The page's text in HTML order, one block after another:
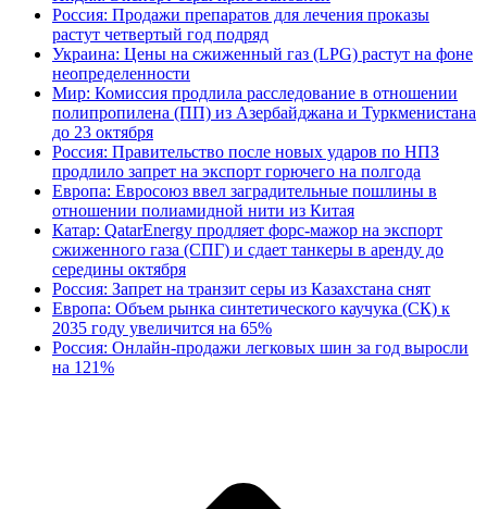
Россия: Продажи препаратов для лечения проказы
растут четвертый год подряд
Украина: Цены на сжиженный газ (LPG) растут на фоне
неопределенности
Мир: Комиссия продлила расследование в отношении
полипропилена (ПП) из Азербайджана и Туркменистана
до 23 октября
Россия: Правительство после новых ударов по НПЗ
продлило запрет на экспорт горючего на полгода
Европа: Евросоюз ввел заградительные пошлины в
отношении полиамидной нити из Китая
Катар: QatarEnergy продляет форс-мажор на экспорт
сжиженного газа (СПГ) и сдает танкеры в аренду до
середины октября
Россия: Запрет на транзит серы из Казахстана снят
Европа: Объем рынка синтетического каучука (СК) к
2035 году увеличится на 65%
Россия: Онлайн-продажи легковых шин за год выросли
на 121%